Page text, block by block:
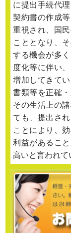
に提出手続代
契約書の作成
重視され、国
こととなり、
する機会が多
度化等に伴い
増加してきて
書類等を正確
その生活上の
ても、提出さ
ことにより、
利益があるこ
高いと言われて